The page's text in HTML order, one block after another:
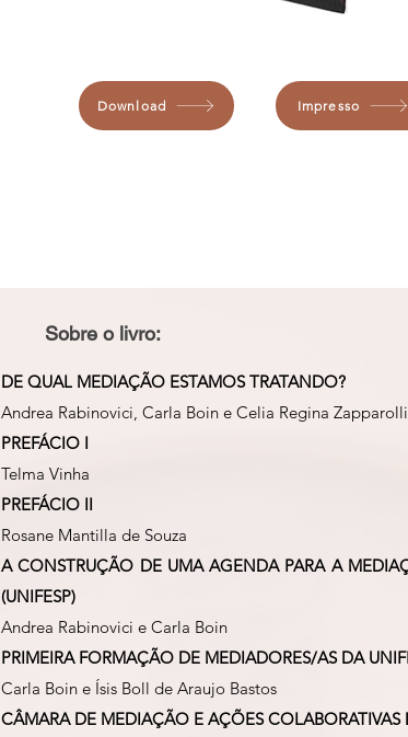
Download Impresso
Sobre o livro:
DE QUAL MEDIAÇÃO ESTAMOS TRATANDO?
Andrea Rabinovici, Carla Boin e Celia Regina Zapparolli
PREFÁCIO I
Telma Vinha
PREFÁCIO II
Rosane Mantilla de Souza
A CONSTRUÇÃO DE UMA AGENDA PARA A
(UNIFESP)
Andrea Rabinovici e Carla Boin
PRIMEIRA FORMAÇÃO DE MEDIADORES/AS DA
Carla Boin e Ísis Boll de Araujo Bastos
CÂMARA DE MEDIAÇÃO E AÇÕES